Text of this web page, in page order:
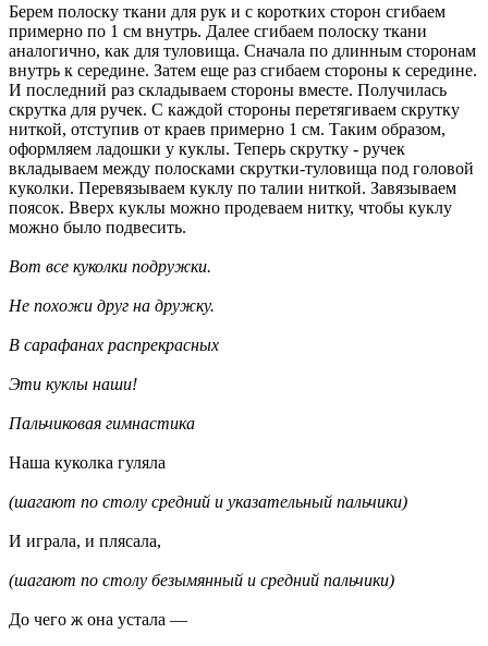
Берем полоску ткани для рук и с коротких сторон сгибаем
примерно по 1 см внутрь. Далее сгибаем полоску ткани
аналогично, как для туловища. Сначала по длинным сторонам
внутрь к середине. Затем еще раз сгибаем стороны к середине.
И последний раз складываем стороны вместе. Получилась
скрутка для ручек. С каждой стороны перетягиваем скрутку
ниткой, отступив от краев примерно 1 см. Таким образом,
оформляем ладошки у куклы. Теперь скрутку - ручек
вкладываем между полосками скрутки-туловища под головой
куколки. Перевязываем куклу по талии ниткой. Завязываем
поясок. Вверх куклы можно продеваем нитку, чтобы куклу
можно было подвесить.
Вот все куколки подружки.
Не похожи друг на дружку.
В сарафанах распрекрасных
Эти куклы наши!
Пальчиковая гимнастика
Наша куколка гуляла
(шагают по столу средний и указательный пальчики)
И играла, и плясала,
(шагают по столу безымянный и средний пальчики)
До чего ж она устала —